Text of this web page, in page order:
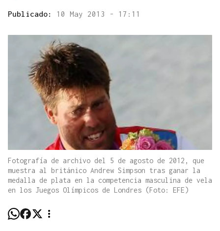
Publicado: 10 May 2013 - 17:11
Fotografía de archivo del 5 de agosto de 2012, que
muestra al británico Andrew Simpson tras ganar la
medalla de plata en la competencia masculina de vela
en los Juegos Olímpicos de Londres (Foto: EFE)